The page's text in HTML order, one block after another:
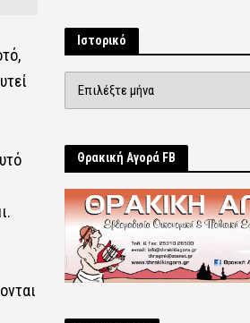
Ιστορικό
Θρακική Αγορά FB